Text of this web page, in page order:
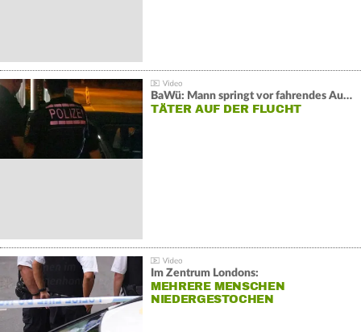
BaWü: Mann springt vor fahrendes Auto und schießt
TÄTER AUF DER FLUCHT
Im Zentrum Londons:
MEHRERE MENSCHEN
NIEDERGESTOCHEN